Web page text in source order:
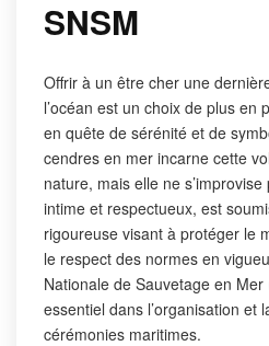
SNSM
Offrir à un être cher une
l’océan est un choix de plus en
en quête de sérénité et de
cendres en mer incarne cette
nature, mais elle ne
intime et respectueux, est
rigoureuse visant à protéger le
le respect des normes en
Nationale de Sauvetage en
essentiel dans l’organisation et
cérémonies maritimes.